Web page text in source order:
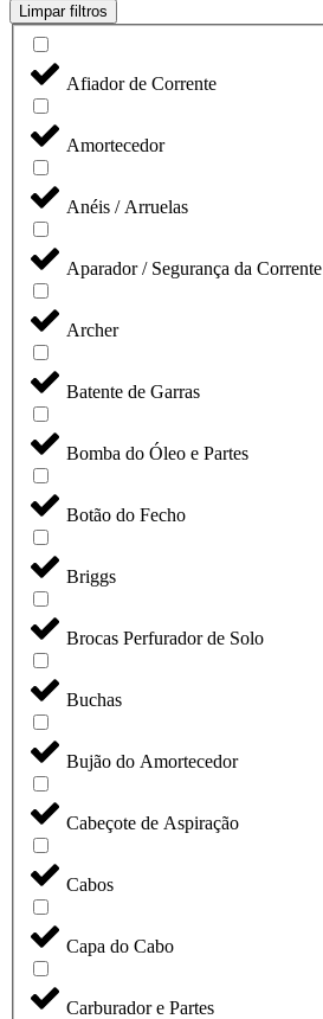
Limpar filtros
Afiador de Corrente
Amortecedor
Anéis / Arruelas
Aparador / Segurança da Corrente
Archer
Batente de Garras
Bomba do Óleo e Partes
Botão do Fecho
Briggs
Brocas Perfurador de Solo
Buchas
Bujão do Amortecedor
Cabeçote de Aspiração
Cabos
Capa do Cabo
Carburador e Partes